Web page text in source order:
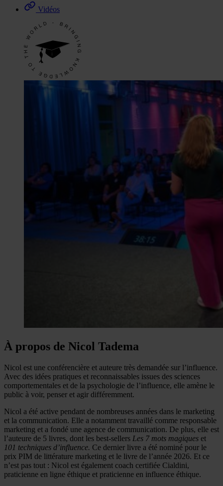
Vidéos
À propos de Nicol Tadema
Nicol est une conférencière et auteure très demandée sur l’influence.
Avec des idées pratiques et reconnaissables issues des sciences
comportementales et de la psychologie de l’influence, elle amène le
public à voir, penser et agir différemment.
Nicol a été active pendant de nombreuses années dans le marketing
et la communication. Elle a notamment travaillé comme responsable
marketing et a fondé une agence de communication. De plus, elle est
l’auteure de 5 livres, dont les best-sellers Les 7 mots magiques et
101 techniques d’influence. Ce dernier livre a été nominé pour le
prix PIM de littérature marketing et le livre de l’année 2026. Et ce
n’est pas tout : Nicol est également coach certifiée Cialdini,
praticienne en ligne éthique et praticienne en influence éthique.